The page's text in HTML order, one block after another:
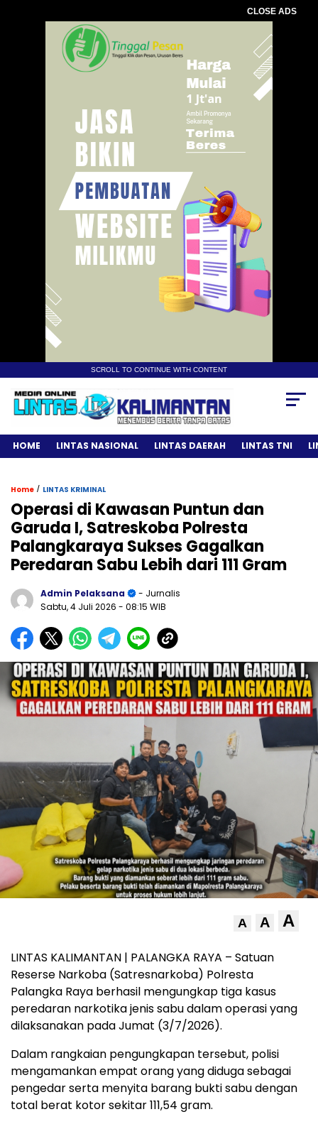
CLOSE ADS
SCROLL TO CONTINUE WITH CONTENT
HOME LINTAS NASIONAL LINTAS DAERAH LINTAS TNI
Home / LINTAS KRIMINAL
Operasi di Kawasan Puntun dan
Garuda I, Satreskoba Polresta
Palangkaraya Sukses Gagalkan
Peredaran Sabu Lebih dari 111 Gram
Admin Pelaksana
- Jurnalis
Sabtu, 4 Juli 2026 - 08:15 WIB
A A A
LINTAS KALIMANTAN | PALANGKA RAYA – Satuan
Reserse Narkoba (Satresnarkoba) Polresta
Palangka Raya berhasil mengungkap tiga kasus
peredaran narkotika jenis sabu dalam operasi yang
dilaksanakan pada Jumat (3/7/2026).
Dalam rangkaian pengungkapan tersebut, polisi
mengamankan empat orang yang diduga sebagai
pengedar serta menyita barang bukti sabu dengan
total berat kotor sekitar 111,54 gram.